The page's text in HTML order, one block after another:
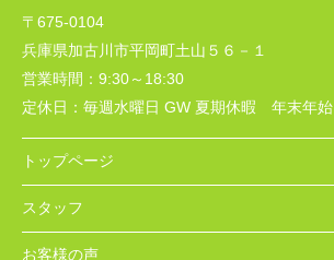
〒675-0104
兵庫県加古川市平岡町土山５６－１
営業時間： 9:30～18:30
定休日： 毎週水曜日 GW 夏期休暇 年末年始
トップページ
スタッフ
お客様の声